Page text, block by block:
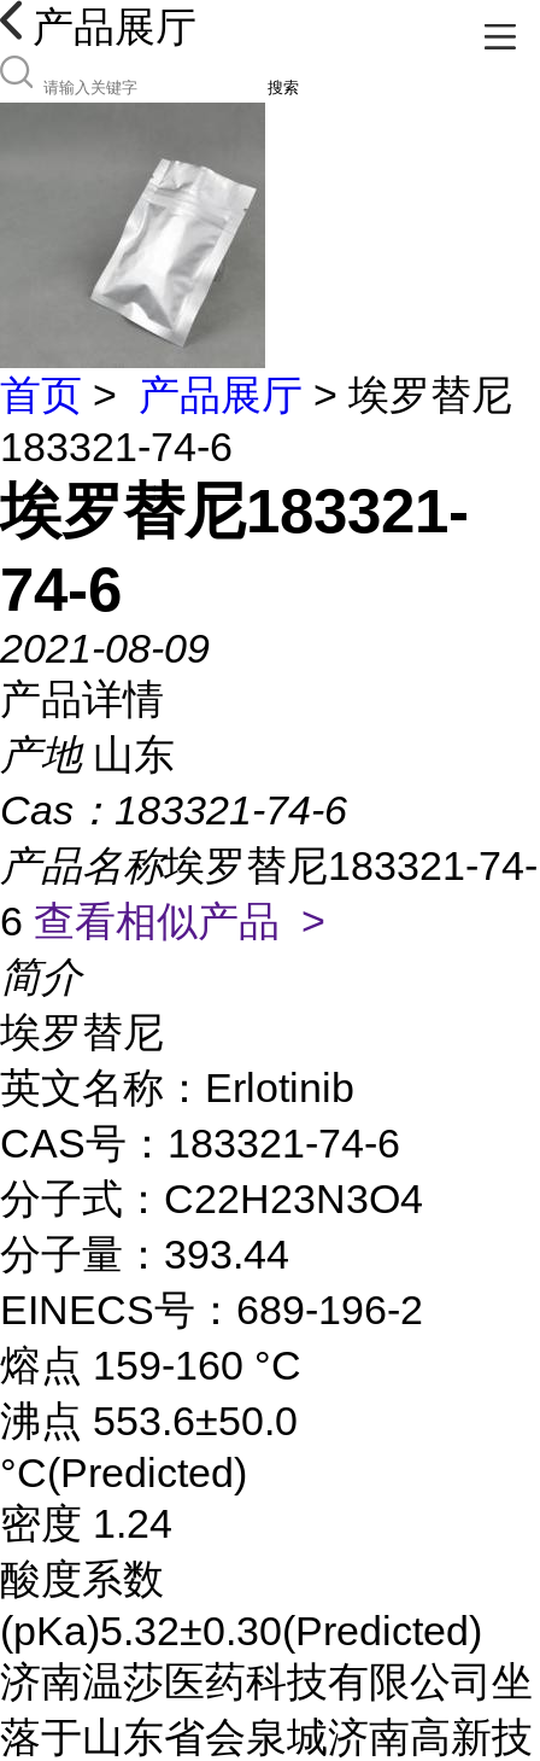
产品展厅
搜索
首页 > 产品展厅 > 埃罗替尼
183321-74-6
埃罗替尼183321-
74-6
2021-08-09
产品详情
产地 山东
Cas： 183321-74-6
产品名称埃罗替尼183321-74-
6 查看相似产品 >
简介
埃罗替尼
英文名称：Erlotinib
CAS号：183321-74-6
分子式：C22H23N3O4
分子量：393.44
EINECS号：689-196-2
熔点 159-160 °C
沸点 553.6±50.0
°C(Predicted)
密度 1.24
酸度系数
(pKa)5.32±0.30(Predicted)
济南温莎医药科技有限公司坐
落于山东省会泉城济南高新技